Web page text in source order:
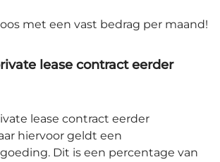
met een vast bedrag per maand!
lease contract eerder
lease contract eerder
hiervoor geldt een
Dit is een percentage van